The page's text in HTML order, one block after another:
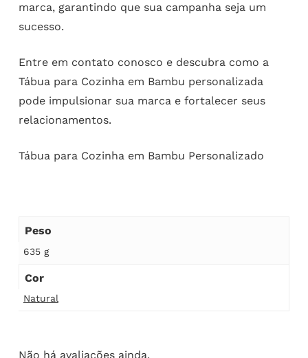
marca, garantindo que sua campanha seja um
sucesso.
Entre em contato conosco e descubra como a
Tábua para Cozinha em Bambu personalizada
pode impulsionar sua marca e fortalecer seus
relacionamentos.
Tábua para Cozinha em Bambu Personalizado
Peso
635 g
Cor
Natural
Não há avaliações ainda.